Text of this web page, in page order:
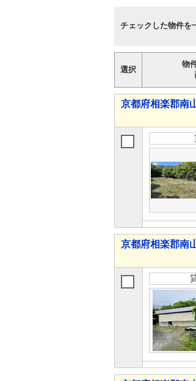
チェックした物件を
選択
物
京都府相楽郡南
京都府相楽郡南